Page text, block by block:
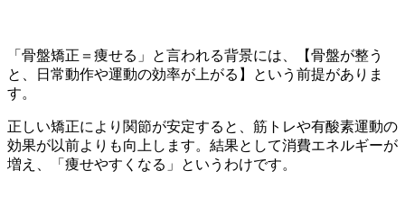
「骨盤矯正＝痩せる」と言われる背景には、【骨盤が整う
と、日常動作や運動の効率が上がる】という前提がありま
す。
正しい矯正により関節が安定すると、筋トレや有酸素運動の
効果が以前よりも向上します。結果として消費エネルギーが
増え、「痩せやすくなる」というわけです。